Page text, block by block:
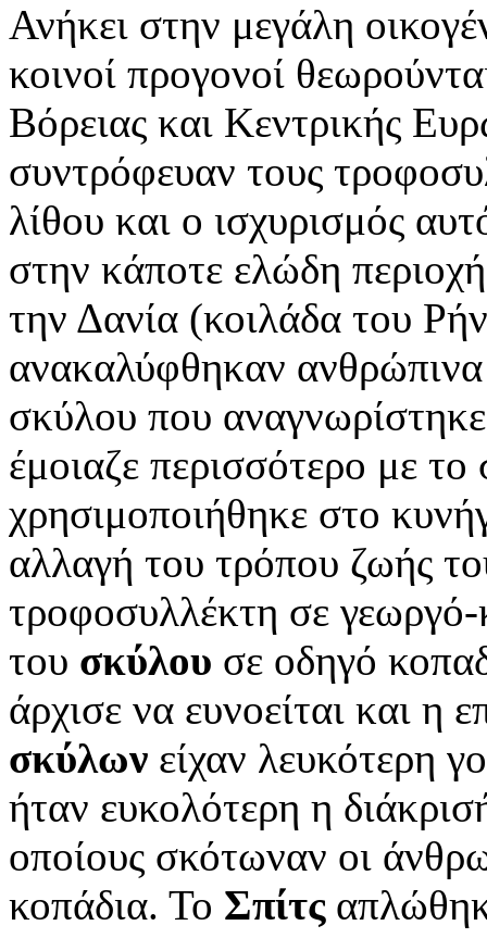
Ανήκει στην μεγάλη
κοινοί προγονοί
Βόρειας και Κεντρικής
συντρόφευαν τους
λίθου και ο ισχυρισμός
στην κάποτε ελώδη
την Δανία (κοιλάδα του
ανακαλύφθηκαν
σκύλου που
έμοιαζε περισσότερο με
χρησιμοποιήθηκε στο
αλλαγή του τρόπου ζωής
τροφοσυλλέκτη σε
του σκύλου σε οδηγό
άρχισε να ευνοείται και η
σκύλων είχαν λευκότερη
ήταν ευκολότερη η
οποίους σκότωναν οι
κοπάδια. Το Σπίτς